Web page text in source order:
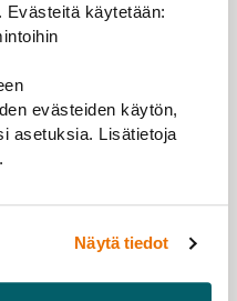
Evästeitä käytetään:
evästeiden käytön,
asetuksia. Lisätietoja
.
Näytä tiedot
on tukea sekä
että EU:n tavoitteita
osaajien houkuttelu
kannalta kenties
osaajille on
mielekkäitä uranäkymiä.
tavoitteet ovat